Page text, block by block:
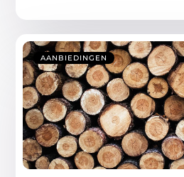
AANBIEDINGEN